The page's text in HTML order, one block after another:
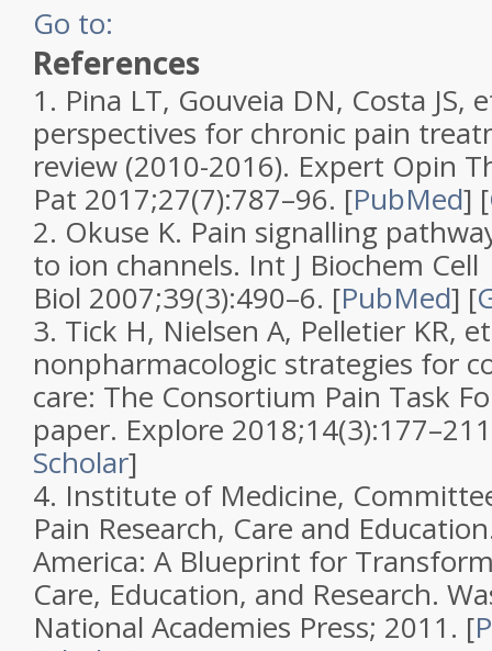
Go to:
References
1. Pina LT, Gouveia DN, Costa JS,
perspectives for chronic pain
review (2010-2016). Expert Opin
Pat 2017;27(7):787–96. [PubMed] [
2. Okuse K. Pain signalling
to ion channels. Int J Biochem Cell
Biol 2007;39(3):490–6. [PubMed] [
3. Tick H, Nielsen A, Pelletier KR,
nonpharmacologic strategies for
care: The Consortium Pain Task
paper. Explore 2018;14(3
Scholar]
4. Institute of Medicine,
Pain Research, Care and
America: A Blueprint for
Care, Education, and Research.
National Academies Press; 2011. [